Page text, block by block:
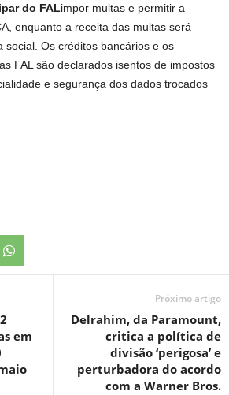
do FALimpor multas e permitir a
enquanto a receita das multas será
social. Os créditos bancários e os
FAL são declarados isentos de impostos
e segurança dos dados trocados
em
Próximo artigo
Delrahim, da Paramount,
critica a política de
divisão ‘perigosa’ e
perturbadora do acordo
com a Warner Bros.